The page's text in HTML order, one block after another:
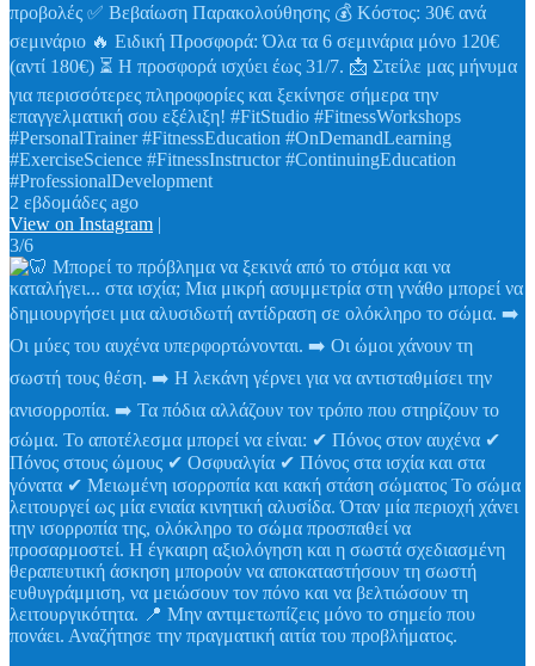
προβολές ✅ Βεβαίωση Παρακολούθησης 💰 Κόστος: 30€ ανά
σεμινάριο 🔥 Ειδική Προσφορά: Όλα τα 6 σεμινάρια μόνο 120€
(αντί 180€) ⏳ Η προσφορά ισχύει έως 31/7. 📩 Στείλε μας μήνυμα
για περισσότερες πληροφορίες και ξεκίνησε σήμερα την
επαγγελματική σου εξέλιξη! #FitStudio #FitnessWorkshops
#PersonalTrainer #FitnessEducation #OnDemandLearning
#ExerciseScience #FitnessInstructor #ContinuingEducation
#ProfessionalDevelopment
2 εβδομάδες ago
View on Instagram |
3/6